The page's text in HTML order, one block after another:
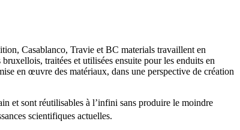
Casablanco, Travie et BC materials travaillent en
traitées et utilisées ensuite pour les enduits en
en œuvre des matériaux, dans une perspective de création
et sont réutilisables à l’infini sans produire le moindre
scientifiques actuelles.